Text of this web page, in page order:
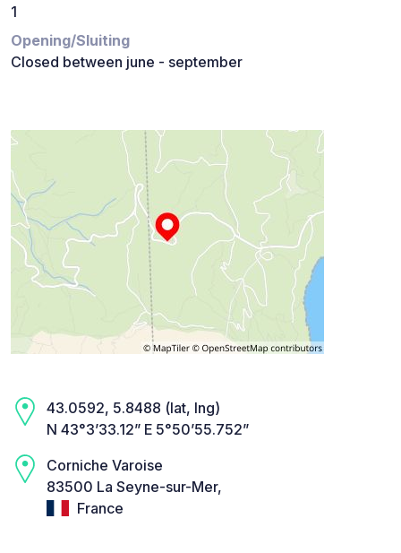
1
Opening/Sluiting
Closed between june - september
43.0592, 5.8488 (lat, lng)
N 43°3’33.12” E 5°50’55.752”
Corniche Varoise
83500 La Seyne-sur-Mer,
France